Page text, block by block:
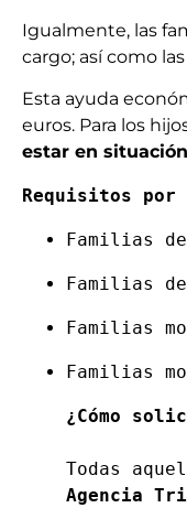
Igualmente, las
cargo; así como
Esta ayuda
euros. Para los
estar en
Requisitos
Familias
Familias
Familias
¿Cómo
Todas
Agencia